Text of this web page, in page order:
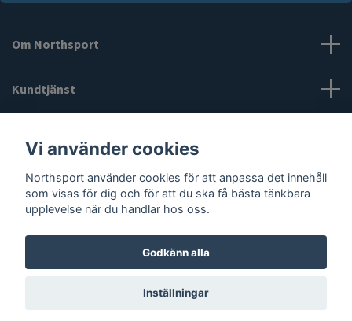
Om Northsport
Kundtjänst
Sociala medier
© 2026 Northsport
Vi använder cookies
Northsport använder cookies för att anpassa det innehåll
som visas för dig och för att du ska få bästa tänkbara
upplevelse när du handlar hos oss.
Godkänn alla
Inställningar